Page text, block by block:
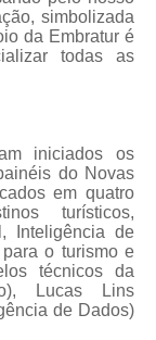
simbolizada
da Embratur é
todas as
iniciados os
do Novas
em quatro
turísticos,
Inteligência de
o turismo e
técnicos da
Lucas Lins
de Dados)